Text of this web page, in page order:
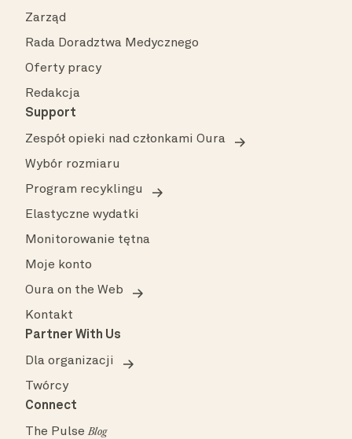
Zarząd
Rada Doradztwa Medycznego
Oferty pracy
Redakcja
Support
Zespół opieki nad członkami Oura
Wybór rozmiaru
Program recyklingu
Elastyczne wydatki
Monitorowanie tętna
Moje konto
Oura on the Web
Kontakt
Partner With Us
Dla organizacji
Twórcy
Connect
The PulseBlog